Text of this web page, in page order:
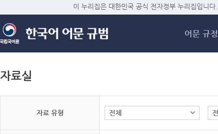
메
이 누리집은 대한민국 공식 전자정부 누리집입니다.
어문 규정
자료실
자료 유형